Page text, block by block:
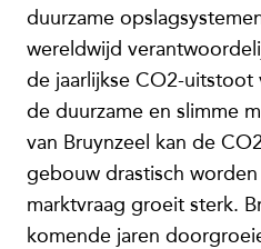
duurzame
wereldwijd
de jaarlijkse CO2-uitstoot
de duurzame en slimme
van Bruynzeel kan de
gebouw drastisch
marktvraag groeit sterk.
komende jaren